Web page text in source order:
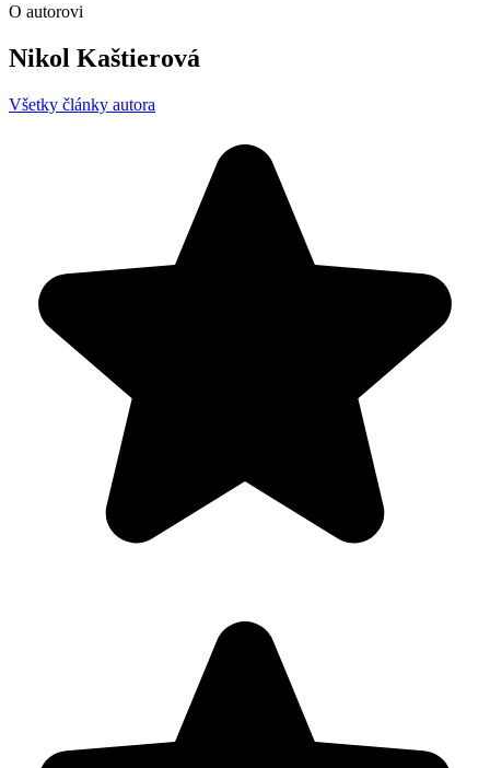
O autorovi
Nikol Kaštierová
Všetky články autora